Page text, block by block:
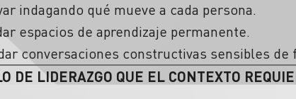
indagando qué mueve a cada persona.
espacios de aprendizaje permanente.
conversaciones constructivas sensibles de
DE LIDERAZGO QUE EL CONTEXTO